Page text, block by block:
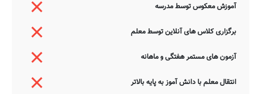
آموزش معکوس توسط مدرسه
برگزاری کلاس های آنلاین توسط معلم
آزمون های مستمر هفتگی و ماهانه
انتقال معلم با دانش آموز به پایه بالاتر